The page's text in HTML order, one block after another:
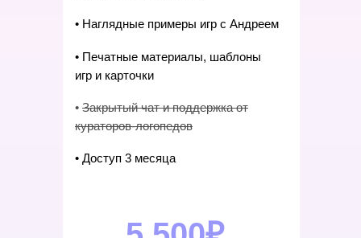
• Наглядные примеры игр с Андреем
• Печатные материалы, шаблоны
игр и карточки
• Закрытый чат и поддержка от
кураторов-логопедов
• Доступ 3 месяца